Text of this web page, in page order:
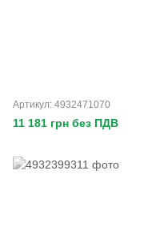
Артикул: 4932471070
11 181 грн без ПДВ